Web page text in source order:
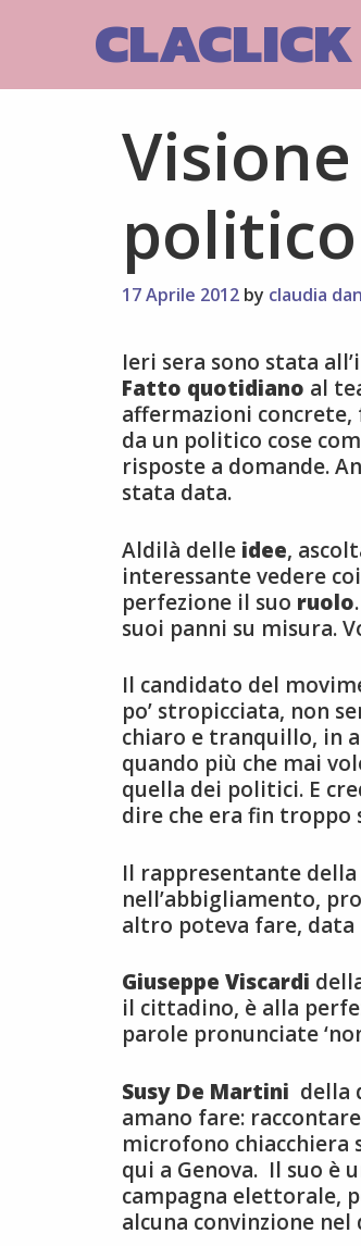
CLACLICK
politico
17 Aprile 2012 by claudia
Ieri sera sono stata
Fatto quotidiano al
affermazioni
da un politico cose
risposte a domande.
stata data.
Aldilà delle idee,
interessante vedere
perfezione il suo ruolo
suoi panni su misura.
Il candidato del
po’ stropicciata, non
chiaro e tranquillo, in
quando più che mai
quella dei politici. E
dire che era fin troppo
Il rappresentante
nell’abbigliamento,
altro poteva fare,
Giuseppe Viscardi
il cittadino, è alla
parole pronunciate
Susy De Martini della
amano fare:
microfono chiacchiera
qui a Genova. Il suo è
campagna elettorale,
alcuna convinzione nel